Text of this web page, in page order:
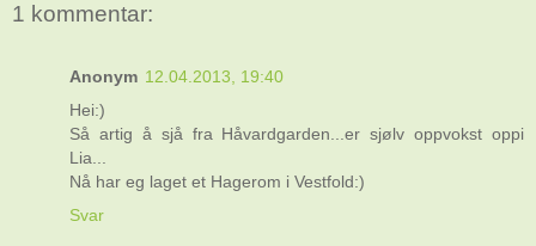
1 kommentar:
Anonym 12.04.2013, 19:40
Hei:)
Så artig å sjå fra Håvardgarden...er sjølv oppvokst oppi
Lia...
Nå har eg laget et Hagerom i Vestfold:)
Svar